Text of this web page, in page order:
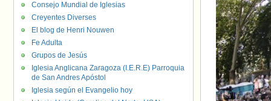
Consejo Mundial de Iglesias
Creyentes Diverses
El blog de Henri Nouwen
Fe Adulta
Grupos de Jesús
Iglesia Anglicana Zaragoza (I.E.R.E) Parroquia
de San Andres Apóstol
Iglesia según el Evangelio hoy